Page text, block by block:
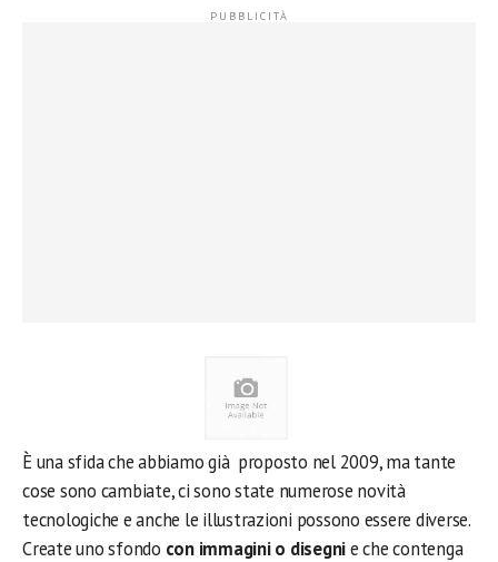
È una sfida che abbiamo già proposto nel 2009, ma tante
cose sono cambiate, ci sono state numerose novità
tecnologiche e anche le illustrazioni possono essere diverse.
Create uno sfondo con immagini o disegnie che contenga